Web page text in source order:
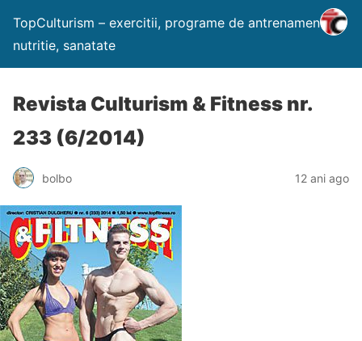
TopCulturism – exercitii, programe de antrenament,
nutritie, sanatate
Revista Culturism & Fitness nr.
233 (6/2014)
bolbo 12 ani ago